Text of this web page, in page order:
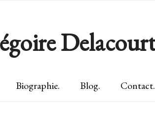
Biographie. Blog. Contact.